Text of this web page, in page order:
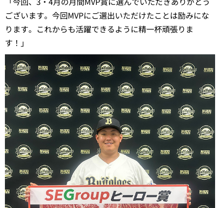
ございます。今回MVPにご選出いただけたことは励みにな
ります。これからも活躍できるように精一杯頑張りま
す！」